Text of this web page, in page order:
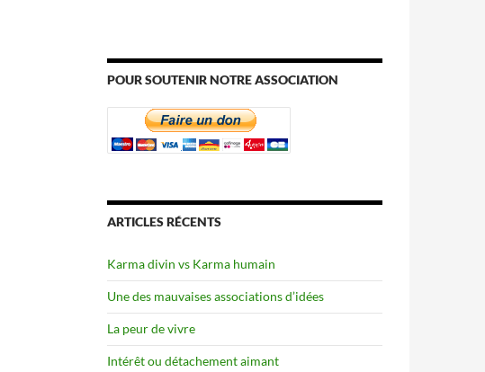
POUR SOUTENIR NOTRE ASSOCIATION
ARTICLES RÉCENTS
Karma divin vs Karma humain
Une des mauvaises associations d’idées
La peur de vivre
Intérêt ou détachement aimant